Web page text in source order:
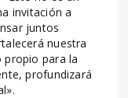
invitación a
juntos
nuestra
propio para la
profundizará